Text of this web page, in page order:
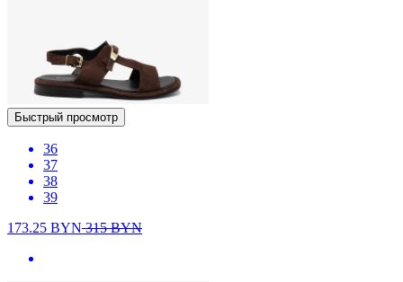
Быстрый просмотр
36
37
38
39
173.25 BYN315BYN